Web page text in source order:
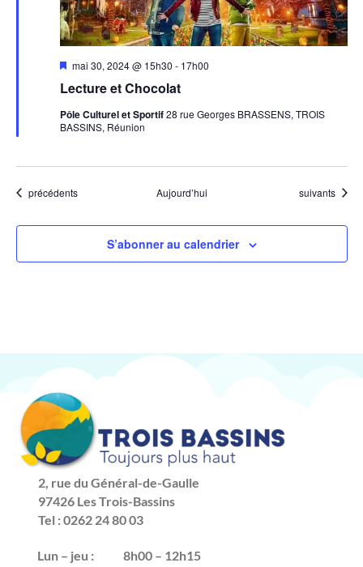
Lecture et Chocolat
Mis
avant
mai 30, 2024 @ 15h30 - 17h00
Pôle Culturel et Sportif28 rue Georges BRASSENS, TROIS
BASSINS, Réunion
Évènements
précédents Aujourd’hui Évènements
suivants
S’abonner au calendrier
2, rue du Général-de-Gaulle
97426 Les Trois-Bassins
Tel : 0262 24 80 03
Lun – jeu :
8h00 – 12h15